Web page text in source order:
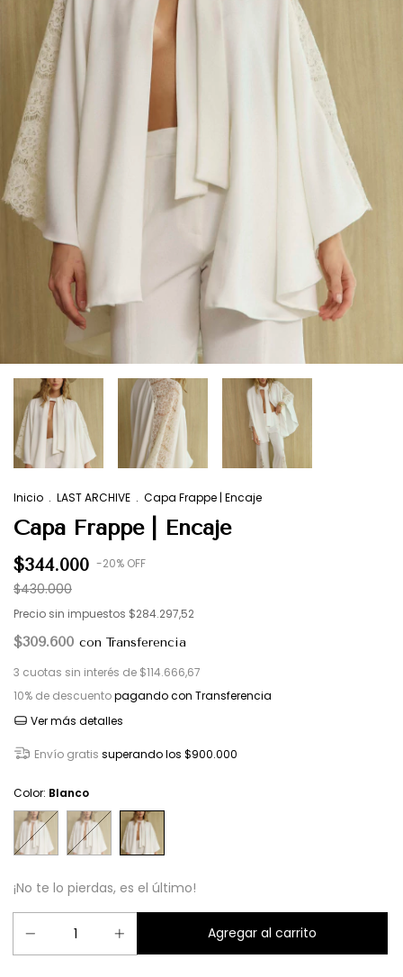
Inicio . LAST ARCHIVE . Capa Frappe | Encaje
Capa Frappe | Encaje
$344.000 -20% OFF
$430.000
Precio sin impuestos $284.297,52
$309.600 con Transferencia
3 cuotas sin interés de $114.666,67
10% de descuentopagando con Transferencia
Ver más detalles
Envío gratis superando los $900.000
Color: Blanco
¡No te lo pierdas, es el último!